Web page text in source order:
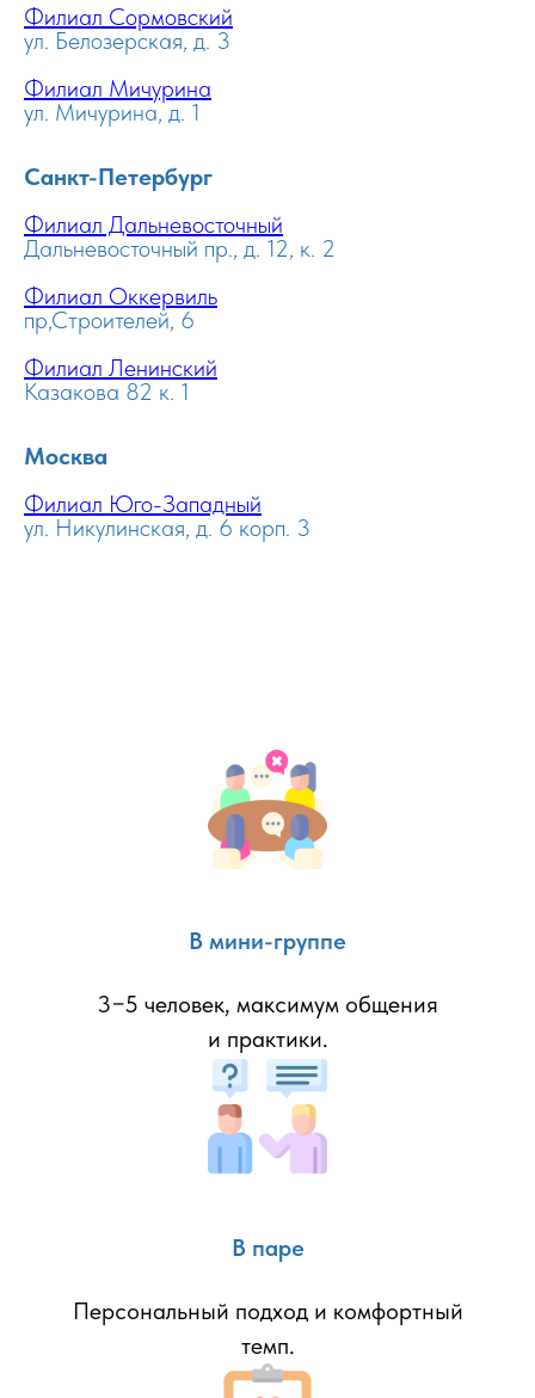
Филиал Сормовский
ул. Белозерская, д. 3
Филиал Мичурина
ул. Мичурина, д. 1
Санкт-Петербург
Филиал Дальневосточный
Дальневосточный пр., д. 12, к. 2
Филиал Оккервиль
пр,Строителей, 6
Филиал Ленинский
Казакова 82 к. 1
Москва
Филиал Юго-Западный
ул. Никулинская, д. 6 корп. 3
В мини-группе
3−5 человек, максимум общения
и практики.
В паре
Персональный подход и комфортный
темп.